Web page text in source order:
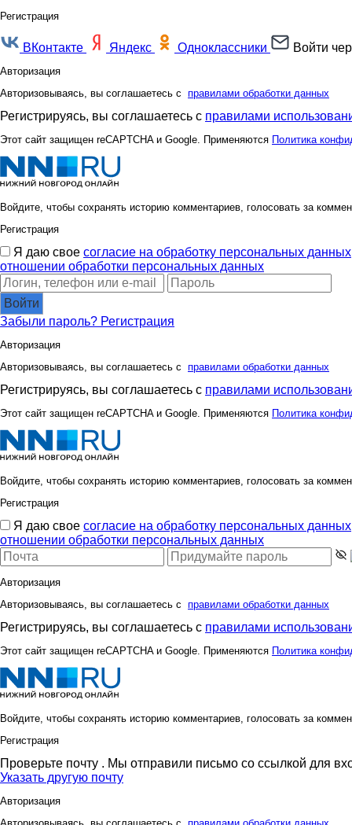
anniiss annyne
cornflour dOlia
reklamka
tanjushok
Юлянчикк
Регистрация
ВКонтакте Яндекс Одноклассники Войти
Авторизация
Авторизовываясь, вы соглашаетесь с правилами обработки данных
Регистрируясь, вы соглашаетесь с правилами
Этот сайт защищен reCAPTCHA и Google. Применяются Политика
Войдите, чтобы сохранять историю комментариев, голосовать за
Регистрация
Я даю свое согласие на обработку персональных данных
отношении обработки персональных данных
Войти
Забыли пароль? Регистрация
Авторизация
Авторизовываясь, вы соглашаетесь с правилами обработки данных
Регистрируясь, вы соглашаетесь с правилами
Этот сайт защищен reCAPTCHA и Google. Применяются Политика
Войдите, чтобы сохранять историю комментариев, голосовать за
Регистрация
Я даю свое согласие на обработку персональных данных
отношении обработки персональных данных
Авторизация
Авторизовываясь, вы соглашаетесь с правилами обработки данных
Регистрируясь, вы соглашаетесь с правилами
Этот сайт защищен reCAPTCHA и Google. Применяются Политика
Войдите, чтобы сохранять историю комментариев, голосовать за
Регистрация
Проверьте почту . Мы отправили письмо со ссылкой для
Указать другую почту
Авторизация